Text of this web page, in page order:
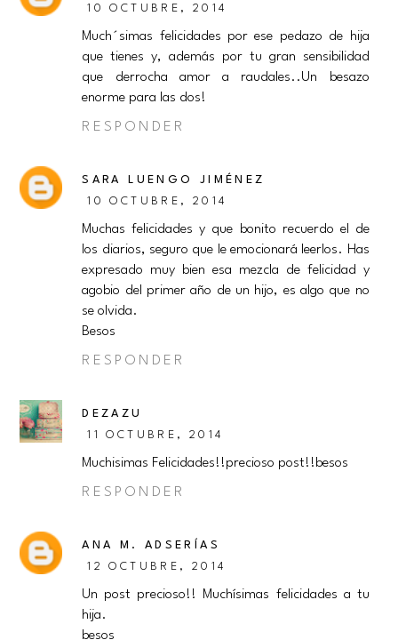
10 OCTUBRE, 2014
Much´simas felicidades por ese pedazo de hija
que tienes y, además por tu gran sensibilidad
que derrocha amor a raudales..Un besazo
enorme para las dos!
RESPONDER
SARA LUENGO JIMÉNEZ
10 OCTUBRE, 2014
Muchas felicidades y que bonito recuerdo el de
los diarios, seguro que le emocionará leerlos. Has
expresado muy bien esa mezcla de felicidad y
agobio del primer año de un hijo, es algo que no
se olvida.
Besos
RESPONDER
DEZAZU
11 OCTUBRE, 2014
Muchisimas Felicidades!!precioso post!!besos
RESPONDER
ANA M. ADSERÍAS
12 OCTUBRE, 2014
Un post precioso!! Muchísimas felicidades a tu
hija.
besos